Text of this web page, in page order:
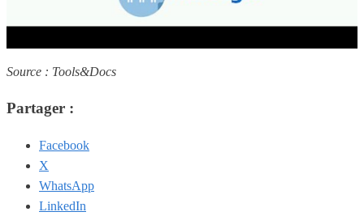
Source : Tools&Docs
Partager :
Facebook
X
WhatsApp
LinkedIn